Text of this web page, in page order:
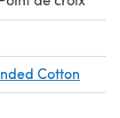
Cotton